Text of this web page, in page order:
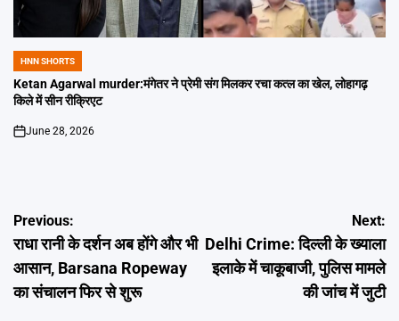
POSTED
IN
HNN SHORTS
Ketan Agarwal murder:मंगेतर ने प्रेमी संग मिलकर रचा कत्ल का खेल, लोहागढ़
किले में सीन रीक्रिएट
on
June 28, 2026
Post
navigation
Previous:
राधा रानी के दर्शन अब होंगे और भी
आसान, Barsana Ropeway
का संचालन फिर से शुरू
Next:
Delhi Crime: दिल्ली के ख्याला
इलाके में चाकूबाजी, पुलिस मामले
की जांच में जुटी